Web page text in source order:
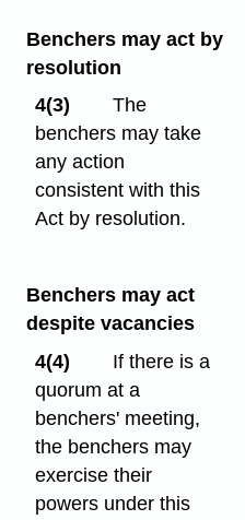
Benchers may act by
resolution
4(3)
The
benchers may take
any action
consistent with this
Act by resolution.
Benchers may act
despite vacancies
4(4)
If there is a
quorum at a
benchers' meeting,
the benchers may
exercise their
powers under this